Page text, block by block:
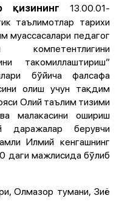
қизининг
13.00.01-
таълимотлар тарихи
муассасалари педагог
компетентлигини
такомиллаштириш”
бўйича фалсафа
олиш учун тақдим
Олий таълим тизими
малакасини ошириш
даражалар берувчи
Илмий кенгашнинг
даги мажлисида бўлиб
Олмазор тумани, Зиё